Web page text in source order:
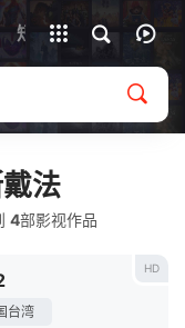
短剧
法
4部影视作品
HD
台湾